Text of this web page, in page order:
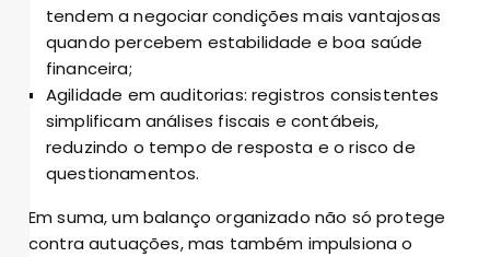
tendem a negociar condições mais vantajosas
quando percebem estabilidade e boa saúde
financeira;
Agilidade em auditorias: registros consistentes
simplificam análises fiscais e contábeis,
reduzindo o tempo de resposta e o risco de
questionamentos.
Em suma, um balanço organizado não só protege
contra autuações, mas também impulsiona o